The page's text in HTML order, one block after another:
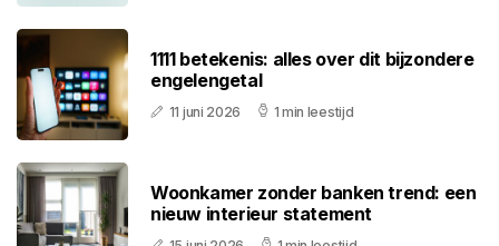
1111 betekenis: alles over dit bijzondere
engelengetal
11 juni 2026 1 min leestijd
Woonkamer zonder banken trend: een
nieuw interieur statement